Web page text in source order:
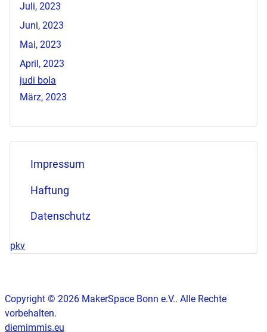
Juli, 2023
Juni, 2023
Mai, 2023
April, 2023
judi bola
März, 2023
Impressum
Haftung
Datenschutz
pkv
Copyright © 2026 MakerSpace Bonn e.V.. Alle Rechte
vorbehalten.
diemimmis.eu